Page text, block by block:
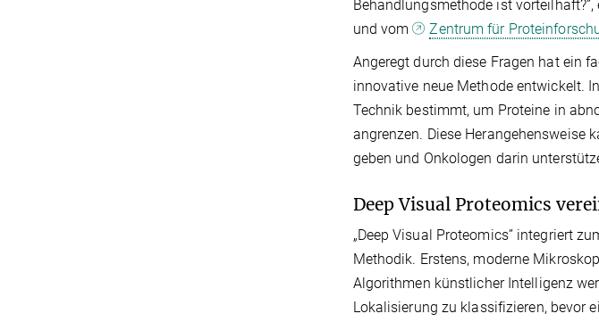
Behandlungsmethode ist
und vom
Zentrum für
Angeregt durch diese Fragen hat ein
innovative neue Methode entwickelt.
Technik bestimmt, um Proteine in
angrenzen. Diese Herangehensweise
geben und Onkologen darin
Deep Visual Proteomics
„Deep Visual Proteomics” integriert
Methodik. Erstens, moderne
Algorithmen künstlicher Intelligenz
Lokalisierung zu klassifizieren, bevor